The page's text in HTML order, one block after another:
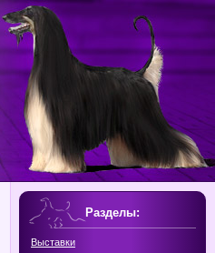
Разделы:
Выставки